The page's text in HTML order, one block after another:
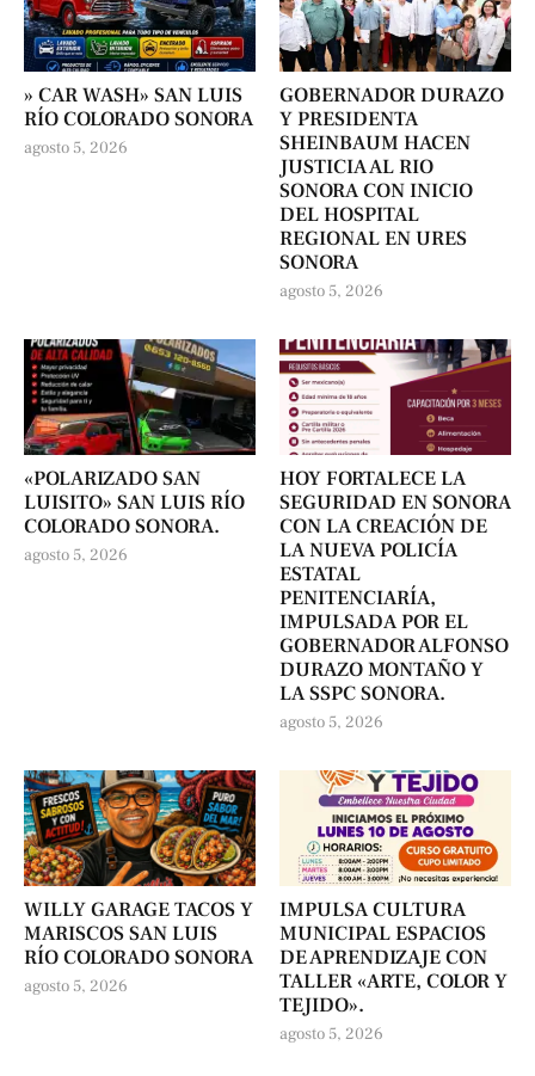
» CAR WASH» SAN LUIS
RÍO COLORADO SONORA
agosto 5, 2026
GOBERNADOR DURAZO
Y PRESIDENTA
SHEINBAUM HACEN
JUSTICIA AL RIO
SONORA CON INICIO
DEL HOSPITAL
REGIONAL EN URES
SONORA
agosto 5, 2026
«POLARIZADO SAN
LUISITO» SAN LUIS RÍO
COLORADO SONORA.
agosto 5, 2026
HOY FORTALECE LA
SEGURIDAD EN SONORA
CON LA CREACIÓN DE
LA NUEVA POLICÍA
ESTATAL
PENITENCIARÍA,
IMPULSADA POR EL
GOBERNADOR ALFONSO
DURAZO MONTAÑO Y
LA SSPC SONORA.
agosto 5, 2026
WILLY GARAGE TACOS Y
MARISCOS SAN LUIS
RÍO COLORADO SONORA
agosto 5, 2026
IMPULSA CULTURA
MUNICIPAL ESPACIOS
DE APRENDIZAJE CON
TALLER «ARTE, COLOR Y
TEJIDO».
agosto 5, 2026